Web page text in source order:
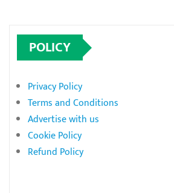
POLICY
Privacy Policy
Terms and Conditions
Advertise with us
Cookie Policy
Refund Policy